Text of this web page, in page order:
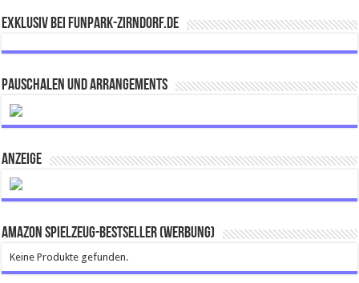
Exklusiv bei FUNPARK-ZIRNDORF.DE
Pauschalen und Arrangements
ANZEIGE
Amazon Spielzeug-Bestseller (Werbung)
Keine Produkte gefunden.